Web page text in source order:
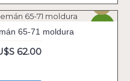
65-71 moldura
62.00